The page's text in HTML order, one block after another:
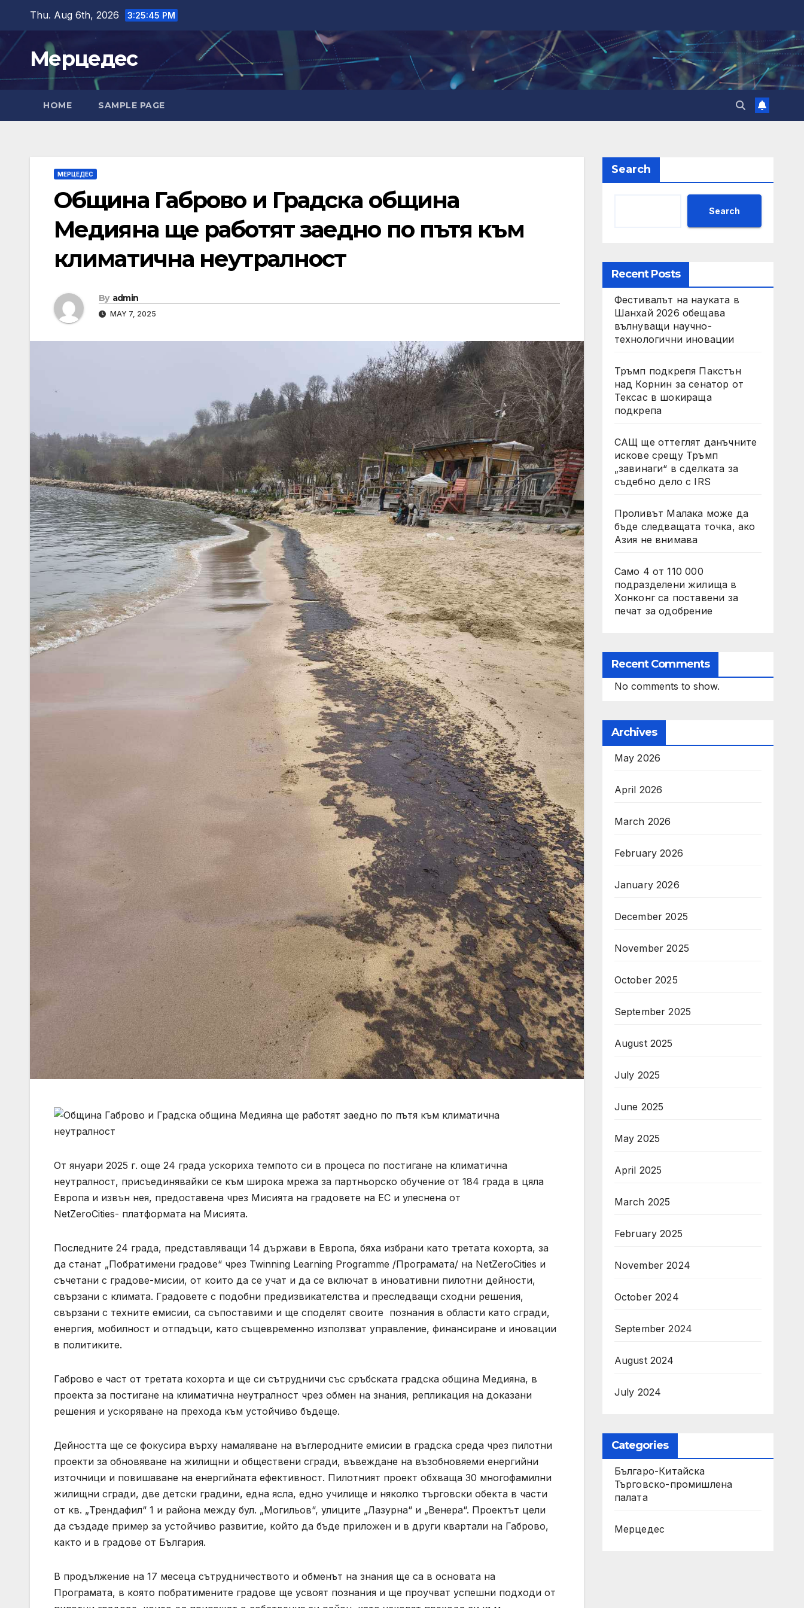
content
Thu. Aug 6th, 2026 3:25:47 PM
Мерцедес
HOME SAMPLE PAGE
МЕРЦЕДЕС
Община Габрово и Градска община
Медияна ще работят заедно по пътя към
климатична неутралност
By admin
MAY 7, 2025
От януари 2025 г. още 24 града ускориха темпото си в процеса по постигане на климатична
неутралност, присъединявайки се към широка мрежа за партньорско обучение от 184 града в цяла
Европа и извън нея, предоставена чрез Мисията на градовете на ЕС и улеснена от
NetZeroCities- платформата на Мисията.
Последните 24 града, представляващи 14 държави в Европа, бяха избрани като третата кохорта, за
да станат „Побратимени градове“ чрез Twinning Learning Programme /Програмата/ на NetZeroCities и
съчетани с градове-мисии, от които да се учат и да се включат в иновативни пилотни дейности,
свързани с климата. Градовете с подобни предизвикателства и преследващи сходни решения,
свързани с техните емисии, са съпоставими и ще споделят своите познания в области като сгради,
енергия, мобилност и отпадъци, като същевременно използват управление, финансиране и иновации
в политиките.
Габрово е част от третата кохорта и ще си сътрудничи със сръбската градска община Медияна, в
проекта за постигане на климатична неутралност чрез обмен на знания, репликация на доказани
решения и ускоряване на прехода към устойчиво бъдеще.
Дейността ще се фокусира върху намаляване на въглеродните емисии в градска среда чрез пилотни
проекти за обновяване на жилищни и обществени сгради, въвеждане на възобновяеми енергийни
източници и повишаване на енергийната ефективност. Пилотният проект обхваща 30 многофамилни
жилищни сгради, две детски градини, една ясла, едно училище и няколко търговски обекта в части
от кв. „Трендафил“ 1 и района между бул. „Могильов“, улиците „Лазурна“ и „Венера“. Проектът цели
да създаде пример за устойчиво развитие, който да бъде приложен и в други квартали на Габрово,
както и в градове от България.
В продължение на 17 месеца сътрудничеството и обменът на знания ще са в основата на
Програмата, в която побратимените градове ще усвоят познания и ще проучват успешни подходи от
Search
Search
Recent Posts
Фестивалът на науката в
Шанхай 2026 обещава
вълнуващи научно-
технологични иновации
Тръмп подкрепя Пакстън
над Корнин за сенатор от
Тексас в шокираща
подкрепа
САЩ ще оттеглят данъчните
искове срещу Тръмп
„завинаги“ в сделката за
съдебно дело с IRS
Проливът Малака може да
бъде следващата точка, ако
Азия не внимава
Само 4 от 110 000
подразделени жилища в
Хонконг са поставени за
печат за одобрение
Recent Comments
No comments to show.
Archives
May 2026
April 2026
March 2026
February 2026
January 2026
December 2025
November 2025
October 2025
September 2025
August 2025
July 2025
June 2025
May 2025
April 2025
March 2025
February 2025
November 2024
October 2024
September 2024
August 2024
July 2024
Categories
Българо-Китайска
Търговско-промишлена
палaта
Мерцедес